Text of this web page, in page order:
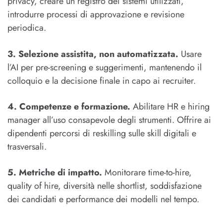
introdurre processi di approvazione e revisione
periodica.
3. Selezione assistita, non automatizzata. Usare
l’AI per pre-screening e suggerimenti, mantenendo il
colloquio e la decisione finale in capo ai recruiter.
4. Competenze e formazione. Abilitare HR e hiring
manager all’uso consapevole degli strumenti. Offrire ai
dipendenti percorsi di reskilling sulle skill digitali e
trasversali.
5. Metriche di impatto. Monitorare time-to-hire,
quality of hire, diversità nelle shortlist, soddisfazione
dei candidati e performance dei modelli nel tempo.